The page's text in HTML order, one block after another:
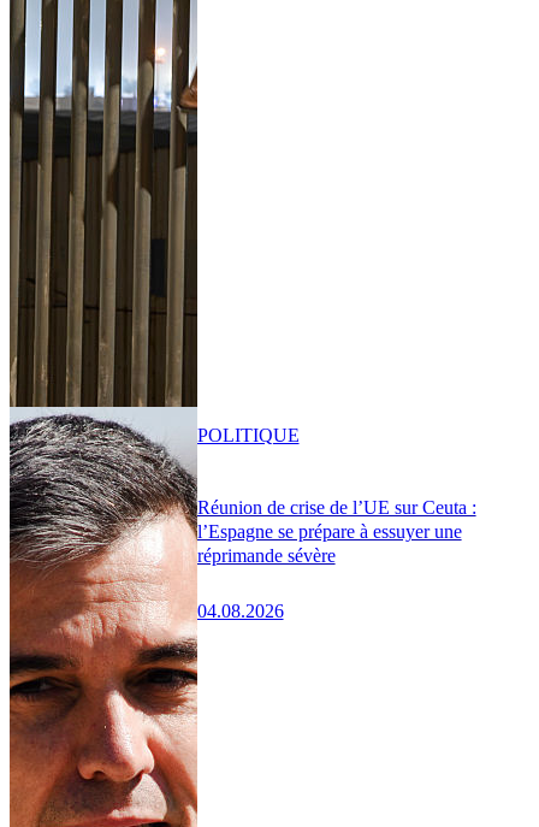
Réunion de crise de l’UE sur Ceuta :
l’Espagne se prépare à essuyer une
réprimande sévère
04.08.2026
POLITIQUE